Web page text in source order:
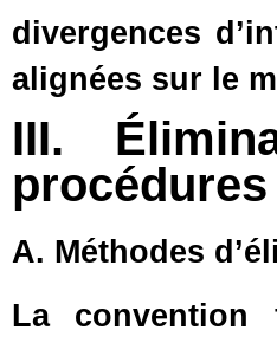
divergences
alignées sur le
III.
A. Méthodes
La convention